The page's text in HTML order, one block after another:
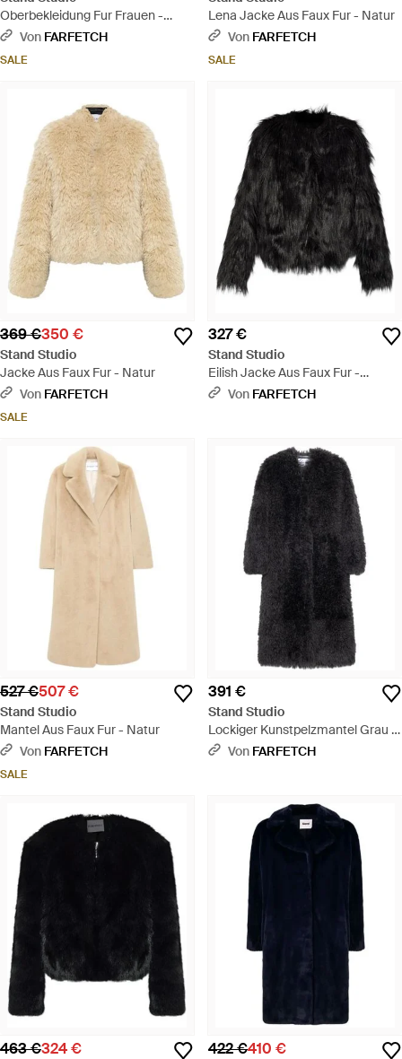
Oberbekleidung Fur Frauen -
Natur
Von FARFETCH
SALE
Lena Jacke Aus Faux Fur - Natur
Von FARFETCH
SALE
369 €350 €
Stand Studio
Jacke Aus Faux Fur - Natur
Von FARFETCH
SALE
327 €
Stand Studio
Eilish Jacke Aus Faux Fur -
Schwarz
Von FARFETCH
527 €507 €
Stand Studio
Mantel Aus Faux Fur - Natur
Von FARFETCH
SALE
391 €
Stand Studio
Lockiger Kunstpelzmantel Grau -
Schwarz
Von FARFETCH
463 €324 € 422 €410 €